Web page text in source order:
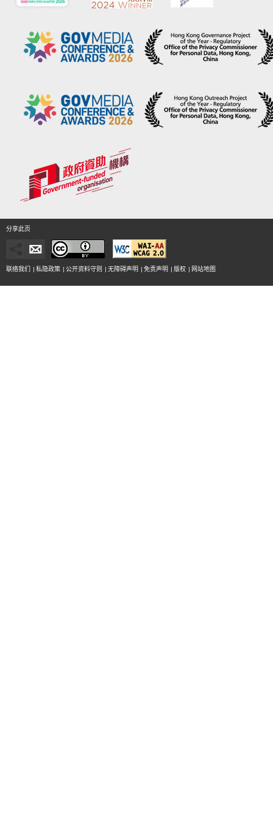
分享此页
联络我们 | 私隐政策 | 公开资料守则 | 无障碍声明 | 免责声明 | 版权 | 网站地图